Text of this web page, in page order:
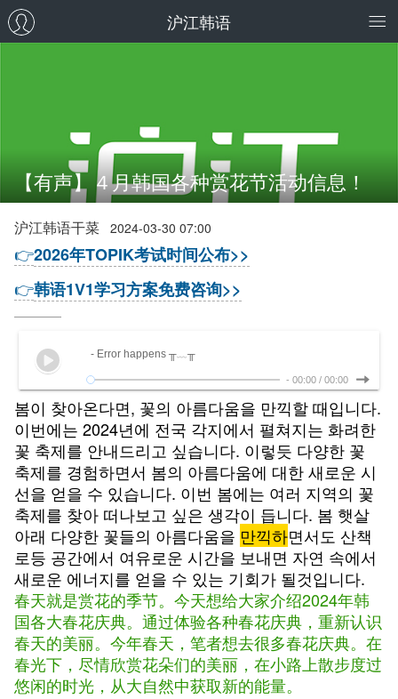
沪江韩语
【有声】４月韩国各种赏花节活动信息！
沪江韩语干菜 2024-03-30 07:00
👉2026年TOPIK考试时间公布>>
👉韩语1V1学习方案免费咨询>>
- Error happens ╥﹏╥
- 00:00 / 00:00
봄이 찾아온다면, 꽃의 아름다움을 만끽할 때입니다.
이번에는 2024년에 전국 각지에서 펼쳐지는 화려한
꽃 축제를 안내드리고 싶습니다. 이렇듯 다양한 꽃
축제를 경험하면서 봄의 아름다움에 대한 새로운 시
선을 얻을 수 있습니다. 이번 봄에는 여러 지역의 꽃
축제를 찾아 떠나보고 싶은 생각이 듭니다. 봄 햇살
아래 다양한 꽃들의 아름다움을 만끽하면서도 산책
로등 공간에서 여유로운 시간을 보내면 자연 속에서
새로운 에너지를 얻을 수 있는 기회가 될것입니다.
春天就是赏花的季节。今天想给大家介绍2024年韩
国各大春花庆典。通过体验各种春花庆典，重新认识
春天的美丽。今年春天，笔者想去很多春花庆典。在
春光下，尽情欣赏花朵们的美丽，在小路上散步度过
悠闲的时光，从大自然中获取新的能量。